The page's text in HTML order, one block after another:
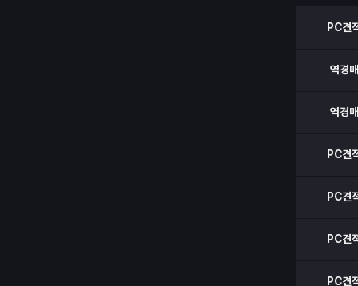
PC견
역경매
역경매
PC견
PC견
PC견
PC견